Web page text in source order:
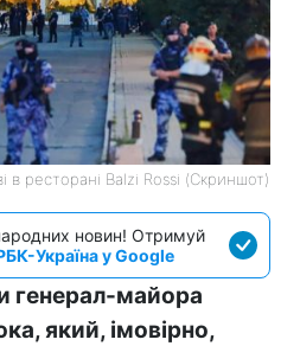
в ресторані Balzi Rossi (Скриншот)
новин! Отримуй
Україна у Google
генерал-майора
який, імовірно,